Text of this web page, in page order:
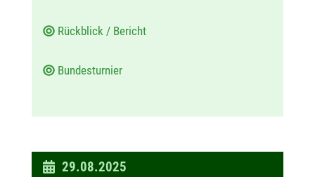
Rückblick / Bericht
Bundesturnier
D
29.08.2025